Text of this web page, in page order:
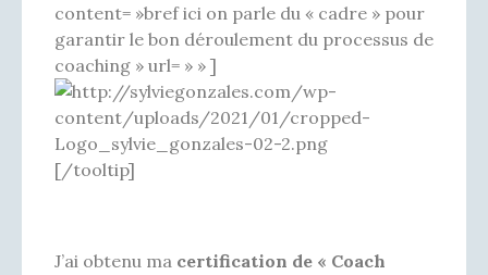
content= »bref ici on parle du « cadre » pour
garantir le bon déroulement du processus de
coaching » url= » » ]
[/tooltip]
J’ai obtenu ma certification de « Coach